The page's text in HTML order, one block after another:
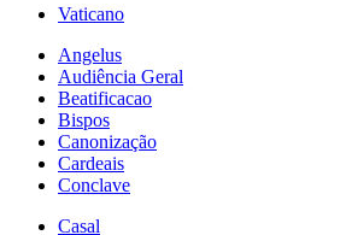
Vaticano
Angelus
Audiência Geral
Beatificacao
Bispos
Canonização
Cardeais
Conclave
Casal